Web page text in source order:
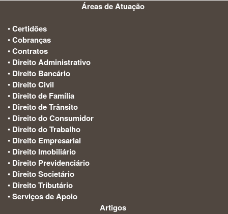
Áreas de Atuação:
•Certidões
•Cobranças
•Contratos
• Direito Administrativo
• Direito Bancário
• Direito Civil
• Direito de Família
• Direito de Trânsito
• Direito do Consumidor
• Direito do Trabalho
• Direito Empresarial
• Direito Imobiliário
• Direito Previdenciário
• Direito Societário
• Direito Tributário
•Serviços de Apoio
Artigos: